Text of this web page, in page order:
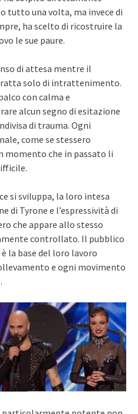
tutto una volta, ma invece di
ha scelto di ricostruire la
le sue paure.
di attesa mentre il
solo di intrattenimento.
con calma e
alcun segno di esitazione
di trauma. Ogni
come se stessero
momento che in passato li
si sviluppa, la loro intesa
di Tyrone e l’espressività di
che appare allo stesso
controllato. Il pubblico
la base del loro lavoro
e ogni movimento